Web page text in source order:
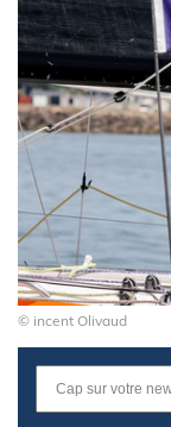
© incent Olivaud